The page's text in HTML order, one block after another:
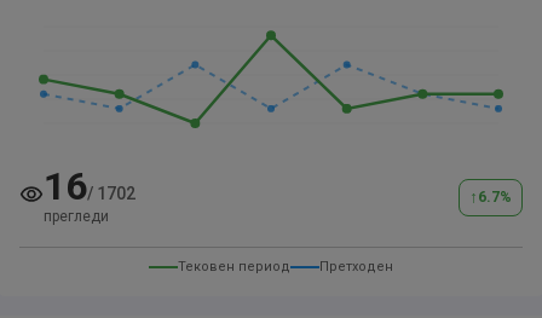
16/ 1702
прегледи
↑ 6.7%
Тековен период Претходен